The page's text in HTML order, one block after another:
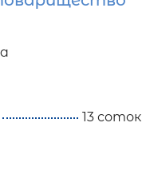
13 соток